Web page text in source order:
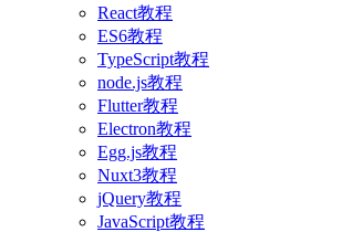
React教程
ES6教程
TypeScript教程
node.js教程
Flutter教程
Electron教程
Egg.js教程
Nuxt3教程
jQuery教程
JavaScript教程